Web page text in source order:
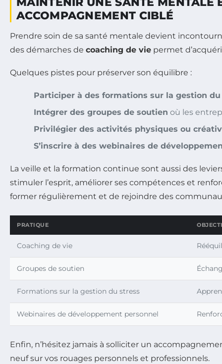
ACCOMPAGNEMENT CIBLÉ
Prendre soin de sa santé mentale devient
des démarches de coaching de vie permet
Quelques pistes pour préserver son équilibre :
Participer à des formations sur la gestion
Intégrer des groupes de soutien où les
Privilégier des activités physiques ou
S’inscrire à des webinaires de
La veille et la formation continue sont aussi des
stimuler l’esprit, améliorer ses compétences et
former régulièrement et de rejoindre des
PRATIQUE
Coaching de vie
Groupes de soutien
Formations sur la gestion du stress
Webinaires de développement personnel
Enfin, n’hésitez jamais à solliciter un
neuf sur vos rouages personnels et professionnels.